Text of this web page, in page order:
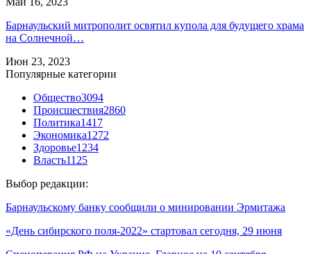
Барнаульский митрополит освятил купола для будущего храма
на Солнечной…
Июн 23, 2023
Популярные категории
Общество3094
Происшествия2860
Политика1417
Экономика1272
Здоровье1234
Власть1125
Выбор редакции:
Барнаульскому банку сообщили о минировании Эрмитажа
«День сибирского поля-2022» стартовал сегодня, 29 июня